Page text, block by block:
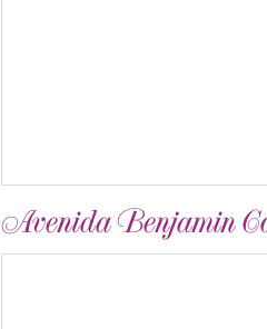
Avenida Benjamin